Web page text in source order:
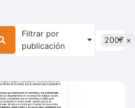
Filtrar por
publicación
2007 ×